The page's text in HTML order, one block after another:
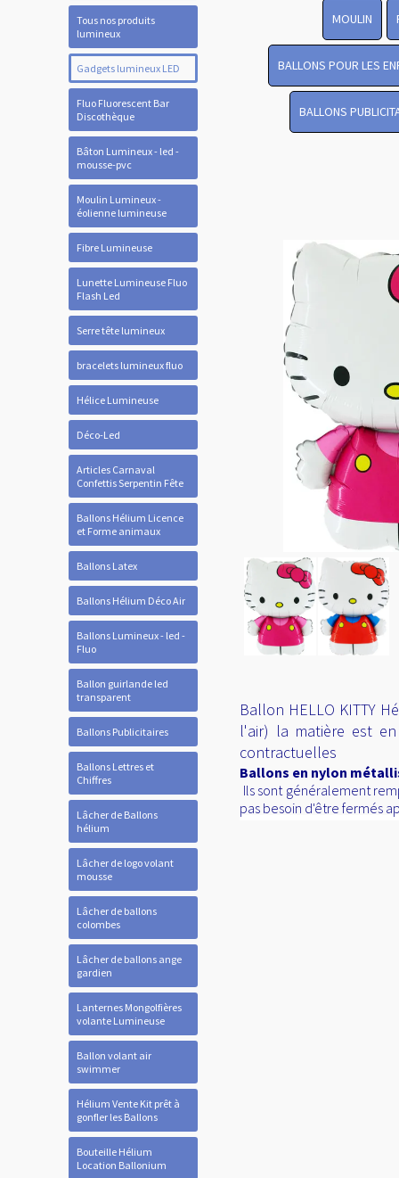
Tous nos produits
lumineux
Gadgets lumineux LED
Fluo Fluorescent Bar
Discothèque
Bâton Lumineux - led -
mousse-pvc
Moulin Lumineux -
éolienne lumineuse
Fibre Lumineuse
Lunette Lumineuse Fluo
Flash Led
Serre tête lumineux
bracelets lumineux fluo
Hélice Lumineuse
Déco-Led
Articles Carnaval
Confettis Serpentin Fête
Ballons Hélium Licence
et Forme animaux
Ballons Latex
Ballons Hélium Déco Air
Ballons Lumineux - led -
Fluo
Ballon guirlande led
transparent
Ballons Publicitaires
Ballons Lettres et
Chiffres
Lâcher de Ballons
hélium
Lâcher de logo volant
mousse
Lâcher de ballons
colombes
Lâcher de ballons ange
gardien
Lanternes Mongolfières
volante Lumineuse
Ballon volant air
swimmer
Hélium Vente Kit prêt à
gonfler les Ballons
Bouteille Hélium
Location Ballonium
MOULIN
BALLONS POUR LES
BALLONS
Ballon HELLO KITTY
l'air) la matière est
contractuelles
Ballons en nylon
Ils sont généralement
pas besoin d'être fermés